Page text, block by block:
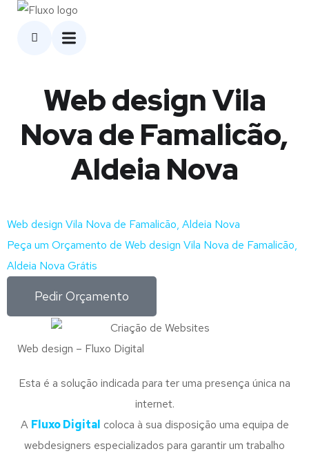
Web design Vila
Nova de Famalicão,
Aldeia Nova
Web design Vila Nova de Famalicão, Aldeia Nova
Peça um Orçamento de Web design Vila Nova de Famalicão,
Aldeia Nova Grátis
Pedir Orçamento
Web design – Fluxo Digital
Esta é a solução indicada para ter uma presença única na
internet.
A Fluxo Digital coloca à sua disposição uma equipa de
webdesigners especializados para garantir um trabalho